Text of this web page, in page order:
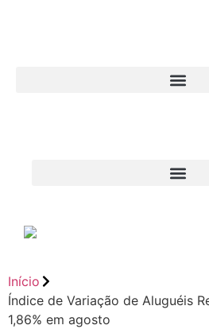
Início
Índice de Variação de Aluguéis
1,86% em agosto